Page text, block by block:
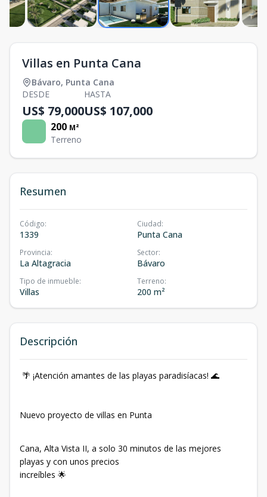
Villas en Punta Cana
Bávaro, Punta Cana
DESDE
US$ 79,000
HASTA
US$ 107,000
200 M²
Terreno
Resumen
Código:
1339
Ciudad:
Punta Cana
Provincia:
La Altagracia
Sector:
Bávaro
Tipo de inmueble:
Villas
Terreno:
200 m²
Descripción
🌴 ¡Atención amantes de las playas paradisíacas! 🌊
Nuevo proyecto de villas en Punta
Cana, Alta Vista II, a solo 30 minutos de las mejores
playas y con unos precios
increíbles 🌟